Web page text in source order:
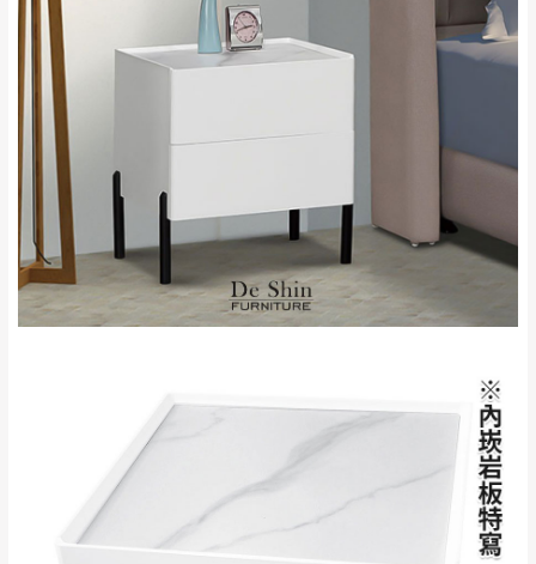
新北
雙溪、貢寮、烏
里、新店山區、三
林、福隆、淡水山
區、北投湖山路、
$ 9,000以上：免
苗栗
$ 9,000以下：
卓蘭鎮、三灣、通
霄山區、西湖、泰
安鄉、大湖鄉、頭
配送範圍：
地型限制(山區、鄉、鎮、村)、樓梯太小、無
法搬運上樓等因素，導致無法配送，
保有出貨的權利。
保護物流人員的工作安全，賣家無提供吊掛
服務，若需以吊車或其他的吊掛方式吊運，
費用將由買方自行支付。
因大型傢俱有組裝、配送的問題，並非一般
天在家等貨，以節省您的寶貴時間。
由於百貨公司配送較為不易，故暫無法配送
至百貨公司內部。